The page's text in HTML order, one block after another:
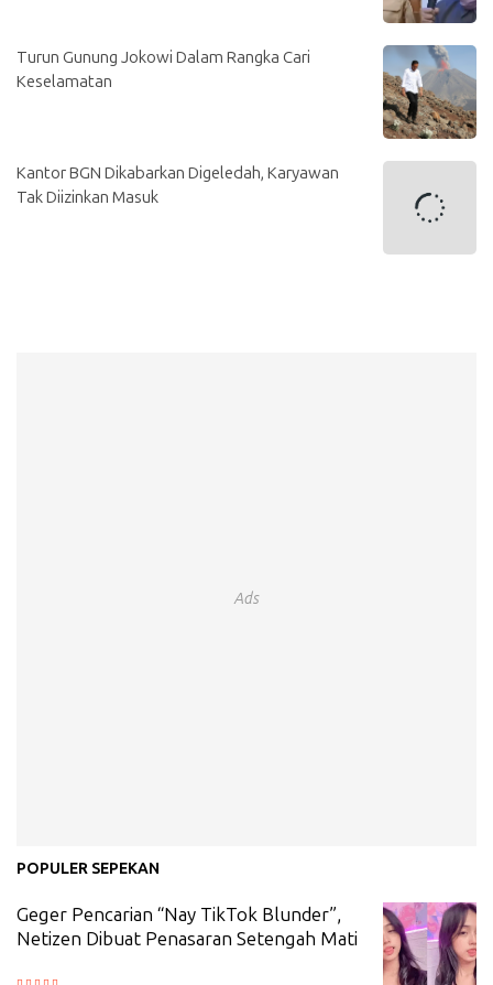
Turun Gunung Jokowi Dalam Rangka Cari
Keselamatan
Kantor BGN Dikabarkan Digeledah, Karyawan
Tak Diizinkan Masuk
Ads
POPULER SEPEKAN
Geger Pencarian “Nay TikTok Blunder”,
Netizen Dibuat Penasaran Setengah Mati